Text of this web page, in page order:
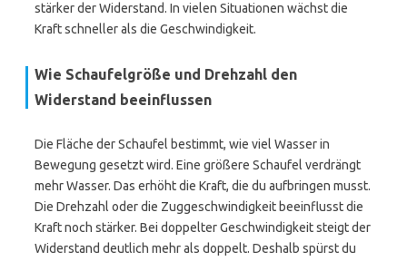
stärker der Widerstand. In vielen Situationen wächst die
Kraft schneller als die Geschwindigkeit.
Wie Schaufelgröße und Drehzahl den
Widerstand beeinflussen
Die Fläche der Schaufel bestimmt, wie viel Wasser in
Bewegung gesetzt wird. Eine größere Schaufel verdrängt
mehr Wasser. Das erhöht die Kraft, die du aufbringen musst.
Die Drehzahl oder die Zuggeschwindigkeit beeinflusst die
Kraft noch stärker. Bei doppelter Geschwindigkeit steigt der
Widerstand deutlich mehr als doppelt. Deshalb spürst du